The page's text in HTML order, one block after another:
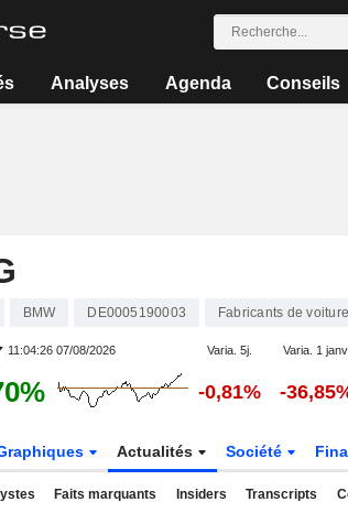
Analyses Agenda Conseils
BMW DE0005190003 Fabricants de
11:04:26 07/08/2026 Varia. 5j. Varia. 1 janv.
-0,81% -
Actualités Société
Faits marquants Insiders Transcripts